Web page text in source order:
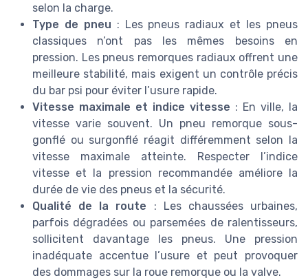
selon la charge.
Type de pneu : Les pneus radiaux et les pneus
classiques n’ont pas les mêmes besoins en
pression. Les pneus remorques radiaux offrent une
meilleure stabilité, mais exigent un contrôle précis
du bar psi pour éviter l’usure rapide.
Vitesse maximale et indice vitesse : En ville, la
vitesse varie souvent. Un pneu remorque sous-
gonflé ou surgonflé réagit différemment selon la
vitesse maximale atteinte. Respecter l’indice
vitesse et la pression recommandée améliore la
durée de vie des pneus et la sécurité.
Qualité de la route : Les chaussées urbaines,
parfois dégradées ou parsemées de ralentisseurs,
sollicitent davantage les pneus. Une pression
inadéquate accentue l’usure et peut provoquer
des dommages sur la roue remorque ou la valve.